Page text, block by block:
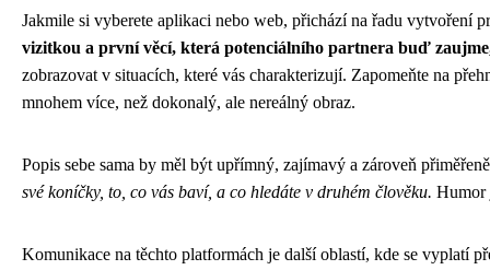
Jakmile si vyberete aplikaci nebo web, přichází na řadu vytvoření
vizitkou a první věcí, která potenciálního partnera buď
zobrazovat v situacích, které vás charakterizují. Zapomeňte na
mnohem více, než dokonalý, ale nereálný obraz.
Popis sebe sama by měl být upřímný, zajímavý a zároveň
své koníčky, to, co vás baví, a co hledáte v druhém člověku. Humor
Komunikace na těchto platformách je další oblastí, kde se vyplatí